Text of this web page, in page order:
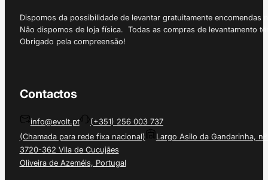
Dispomos da possibilidade de levantar gratuitamente
Não dispomos de loja física. Todas as compras de levantamento
Obrigado pela compreensão!
Contactos
info@evolt.pt
(+351) 256 003 737
(Chamada para rede fixa nacional)
Largo Asilo da Gandarinha, nº
3720-362 Vila de Cucujães
Oliveira de Azeméis, Portugal